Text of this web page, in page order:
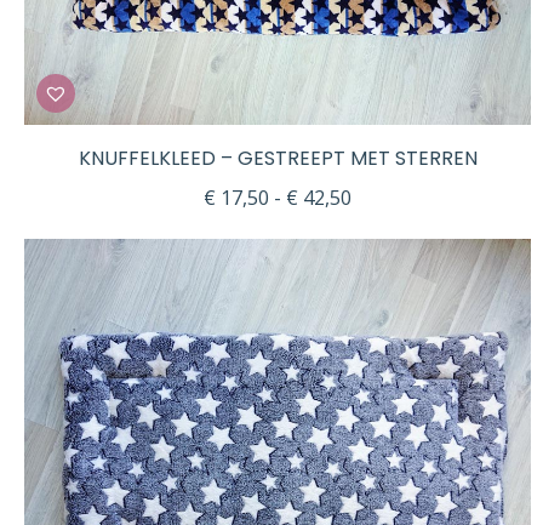
KNUFFELKLEED – GESTREEPT MET STERREN
€ 17,50 - € 42,50
tot
€ 42,50